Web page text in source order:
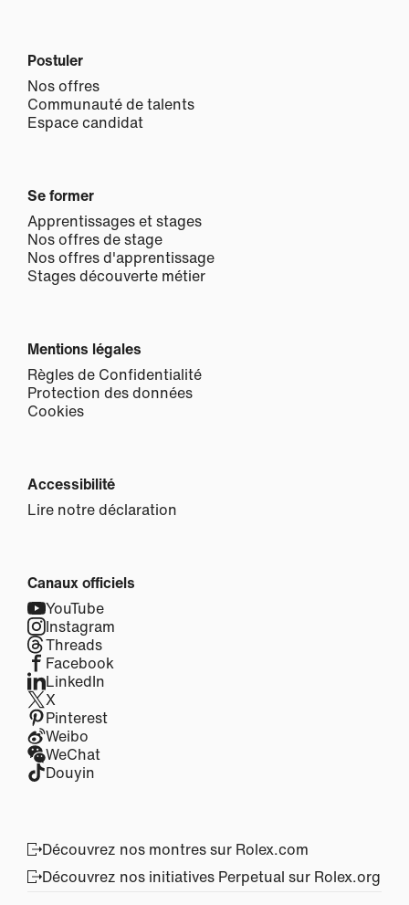
Postuler
Nos offres
Communauté de talents
Espace candidat
Se former
Apprentissages et stages
Nos offres de stage
Nos offres d'apprentissage
Stages découverte métier
Mentions légales
Règles de Confidentialité
Protection des données
Cookies
Accessibilité
Lire notre déclaration
Canaux officiels
YouTube
Instagram
Threads
Facebook
LinkedIn
X
Pinterest
Weibo
WeChat
Douyin
Découvrez nos montres sur Rolex.com
Découvrez nos initiatives Perpetual sur Rolex.org